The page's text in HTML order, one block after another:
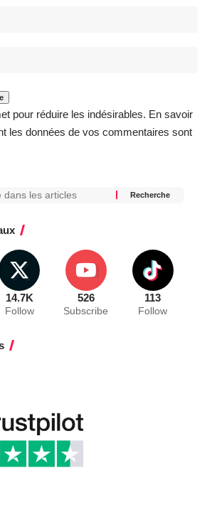
pour réduire les indésirables. En savoir
les données de vos commentaires sont
14.7K
Follow
526
Subscribe
113
Follow